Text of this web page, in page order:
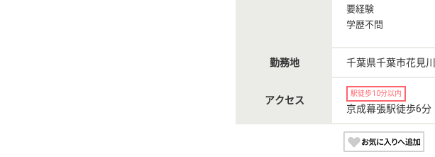
要経験
学歴不問
勤務地 千葉県千葉市花見
アクセス
駅徒歩10分以内
京成幕張駅徒歩6分